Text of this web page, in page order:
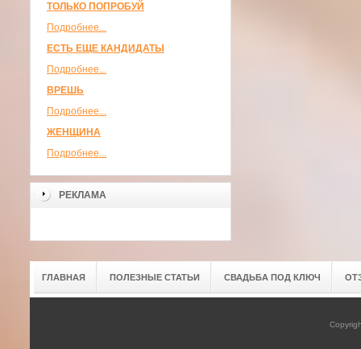
ТОЛЬКО ПОПРОБУЙ
Подробнее...
ЕСТЬ ЕЩЕ КАНДИДАТЫ
Подробнее...
ВРЕШЬ
Подробнее...
ЖЕНЩИНА
Подробнее...
РЕКЛАМА
ГЛАВНАЯ ПОЛЕЗНЫЕ СТАТЬИ СВАДЬБА ПОД КЛЮЧ